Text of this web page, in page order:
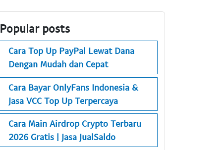
Popular posts
Cara Top Up PayPal Lewat Dana
Dengan Mudah dan Cepat
Cara Bayar OnlyFans Indonesia &
Jasa VCC Top Up Terpercaya
Cara Main Airdrop Crypto Terbaru
2026 Gratis | Jasa JualSaldo